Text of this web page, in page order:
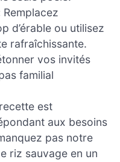
Remplacez
d’érable ou utilisez
rafraîchissante.
vos invités
familial
est
aux besoins
pas notre
riz sauvage en un